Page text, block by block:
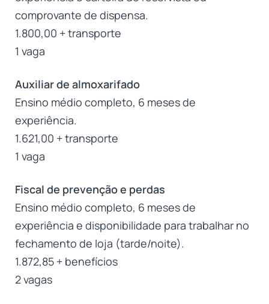
comprovante de dispensa.
1.800,00 + transporte
1 vaga
Auxiliar de almoxarifado
Ensino médio completo, 6 meses de
experiência.
1.621,00 + transporte
1 vaga
Fiscal de prevenção e perdas
Ensino médio completo, 6 meses de
experiência e disponibilidade para trabalhar no
fechamento de loja (tarde/noite).
1.872,85 + benefícios
2 vagas